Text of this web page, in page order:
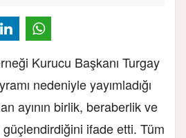
Kurucu Başkanı Turgay
nedeniyle yayımladığı
ayının birlik, beraberlik ve
ifade etti. Tüm